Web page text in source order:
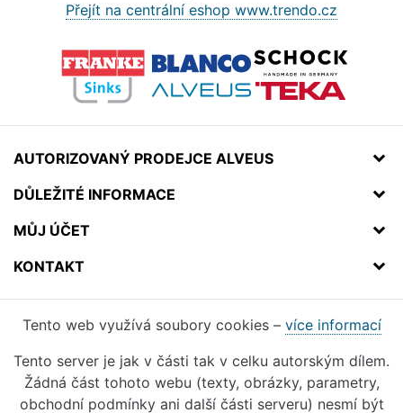
Přejít na centrální eshop www.trendo.cz
AUTORIZOVANÝ PRODEJCE ALVEUS
DŮLEŽITÉ INFORMACE
MŮJ ÚČET
KONTAKT
Tento web využívá soubory cookies – více informací
Tento server je jak v části tak v celku autorským dílem.
Žádná část tohoto webu (texty, obrázky, parametry,
obchodní podmínky ani další části serveru) nesmí být